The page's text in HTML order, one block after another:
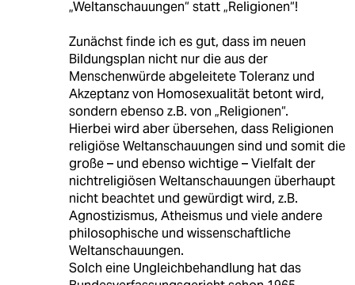
„Weltanschauungen“ statt „Religionen“!
Zunächst finde ich es gut, dass im neuen
Bildungsplan nicht nur die aus der
Menschenwürde abgeleitete Toleranz und
Akzeptanz von Homosexualität betont wird,
sondern ebenso z.B. von „Religionen“.
Hierbei wird aber übersehen, dass Religionen
religiöse Weltanschauungen sind und somit die
große – und ebenso wichtige – Vielfalt der
nichtreligiösen Weltanschauungen überhaupt
nicht beachtet und gewürdigt wird, z.B.
Agnostizismus, Atheismus und viele andere
philosophische und wissenschaftliche
Weltanschauungen.
Solch eine Ungleichbehandlung hat das